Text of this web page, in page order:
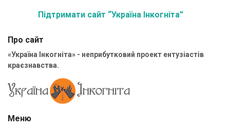
Підтримати сайт “Україна Інкогніта”
Про сайт
«Україна Інкогніта» - неприбутковий проект ентузіастів
краєзнавства.
Меню